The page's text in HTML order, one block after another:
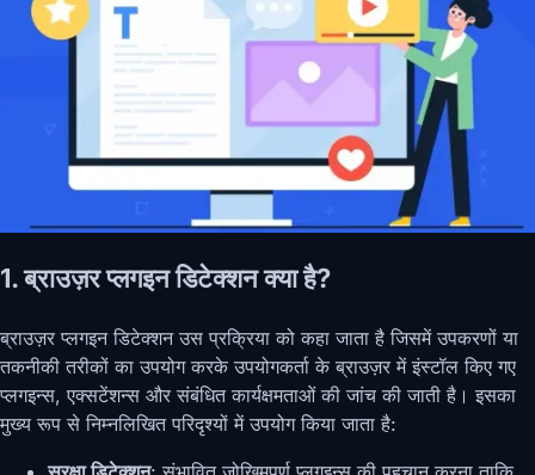
1. ब्राउज़र प्लगइन डिटेक्शन क्या है?
ब्राउज़र प्लगइन डिटेक्शन उस प्रक्रिया को कहा जाता है जिसमें उपकरणों या
तकनीकी तरीकों का उपयोग करके उपयोगकर्ता के ब्राउज़र में इंस्टॉल किए गए
प्लगइन्स, एक्सटेंशन्स और संबंधित कार्यक्षमताओं की जांच की जाती है। इसका
मुख्य रूप से निम्नलिखित परिदृश्यों में उपयोग किया जाता है: